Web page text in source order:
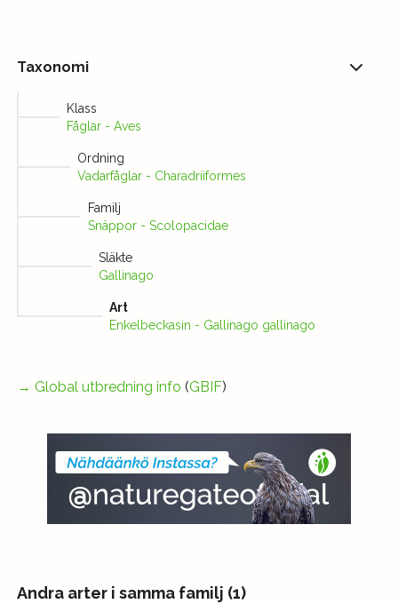
Taxonomi
Klass
Fåglar - Aves
Ordning
Vadarfåglar - Charadriiformes
Familj
Snäppor - Scolopacidae
Släkte
Gallinago
Art
Enkelbeckasin - Gallinago gallinago
→ Global utbredning info (GBIF)
Andra arter i samma familj (1)